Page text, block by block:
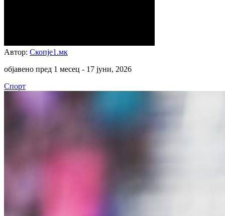
Автор: Скопје1.мк
објавено пред 1 месец - 17 јуни, 2026
Спорт